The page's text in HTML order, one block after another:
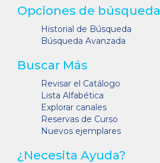
Opciones de búsqueda
Historial de Búsqueda
Búsqueda Avanzada
Buscar Más
Revisar el Catálogo
Lista Alfabética
Explorar canales
Reservas de Curso
Nuevos ejemplares
¿Necesita Ayuda?